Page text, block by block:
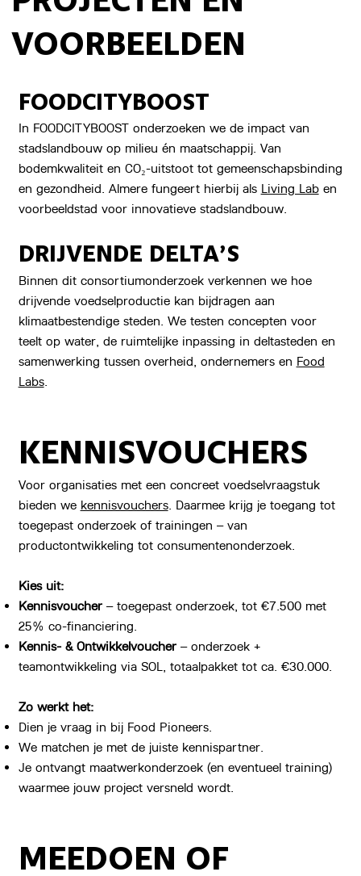
VOORBEELDEN
FOODCITYBOOST
In FOODCITYBOOST onderzoeken we de impact van
stadslandbouw op milieu én maatschappij. Van
bodemkwaliteit en CO₂-uitstoot tot gemeenschapsbinding
en gezondheid. Almere fungeert hierbij als Living Laben
voorbeeldstad voor innovatieve stadslandbouw.
DRIJVENDE DELTA’S
Binnen dit consortiumonderzoek verkennen we hoe
drijvende voedselproductie kan bijdragen aan
klimaatbestendige steden. We testen concepten voor
teelt op water, de ruimtelijke inpassing in deltasteden en
samenwerking tussen overheid, ondernemers en Food
Labs.
KENNISVOUCHERS
Voor organisaties met een concreet voedselvraagstuk
bieden we kennisvouchers. Daarmee krijg je toegang tot
toegepast onderzoek of trainingen – van
productontwikkeling tot consumentenonderzoek.
Kies uit:
Kennisvoucher– toegepast onderzoek, tot €7.500 met
25% co-financiering.
Kennis- & Ontwikkelvoucher– onderzoek +
teamontwikkeling via SOL, totaalpakket tot ca. €30.000.
Zo werkt het:
Dien je vraag in bij Food Pioneers.
We matchen je met de juiste kennispartner.
Je ontvangt maatwerkonderzoek (en eventueel training)
waarmee jouw project versneld wordt.
MEEDOEN OF